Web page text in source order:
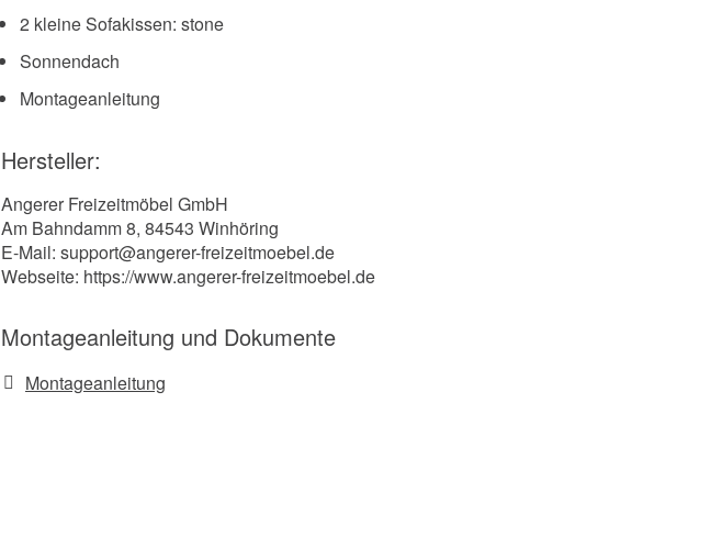
2 kleine Sofakissen: stone
Sonnendach
Montageanleitung
Hersteller:
Angerer Freizeitmöbel GmbH
Am Bahndamm 8, 84543 Winhöring
E-Mail: support@angerer-freizeitmoebel.de
Webseite: https://www.angerer-freizeitmoebel.de
Montageanleitung und Dokumente
Montageanleitung